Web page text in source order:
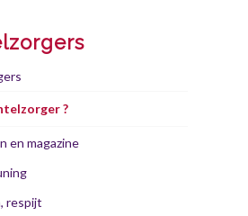
?
en magazine
respijt